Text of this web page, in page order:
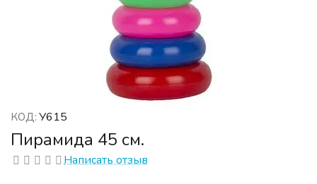
КОД: У615
Пирамида 45 см.
Написать отзыв